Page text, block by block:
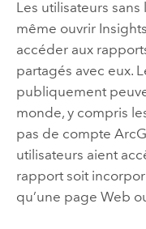
Les utilisateurs sans
même ouvrir Insights
accéder aux
partagés avec eux.
publiquement
monde, y compris
pas de compte
utilisateurs aient
rapport soit
qu’une page Web